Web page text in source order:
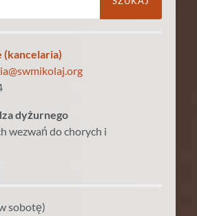
(kancelaria)
dyżurnego
wezwań do chorych i
sobotę)